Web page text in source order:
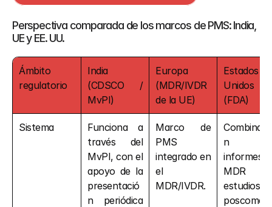
Perspectiva comparada de los marcos de PMS: India,
UE y EE. UU.
Ámbito
regulatorio
India
(CDSCO /
MvPI)
Europa
(MDR/IVDR
de la UE)
Estados
Unidos
(FDA)
Sistema
Funciona a
través del
MvPI, con el
apoyo de la
presentació
n periódica
Marco de
PMS
integrado en
el
MDR/IVDR.
n
informes
MDR
estudios